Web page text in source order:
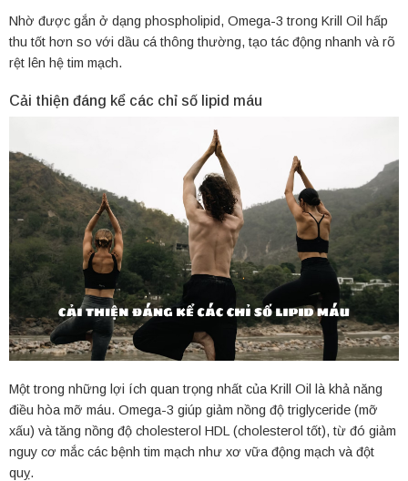
Nhờ được gắn ở dạng phospholipid, Omega-3 trong Krill Oil hấp
thu tốt hơn so với dầu cá thông thường, tạo tác động nhanh và rõ
rệt lên hệ tim mạch.
Cải thiện đáng kể các chỉ số lipid máu
Một trong những lợi ích quan trọng nhất của Krill Oil là khả năng
điều hòa mỡ máu. Omega-3 giúp giảm nồng độ triglyceride (mỡ
xấu) và tăng nồng độ cholesterol HDL (cholesterol tốt), từ đó giảm
nguy cơ mắc các bệnh tim mạch như xơ vữa động mạch và đột
quỵ.